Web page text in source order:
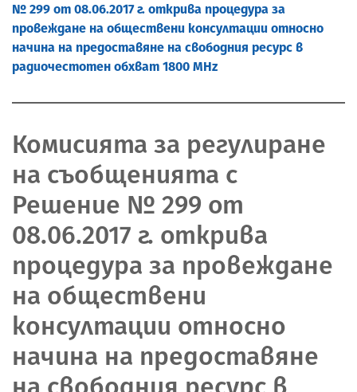
№ 299 от 08.06.2017 г. открива процедура за
провеждане на обществени консултации относно
начина на предоставяне на свободния ресурс в
радиочестотен обхват 1800 MHz
Комисията за регулиране
на съобщенията с
Решение № 299 от
08.06.2017 г. открива
процедура за провеждане
на обществени
консултации относно
начина на предоставяне